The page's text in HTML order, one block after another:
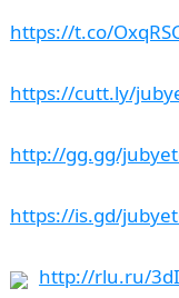
https://t.co/
https://cutt.ly/
http://gg.gg/
https://is.gd/
http://rlu.ru/